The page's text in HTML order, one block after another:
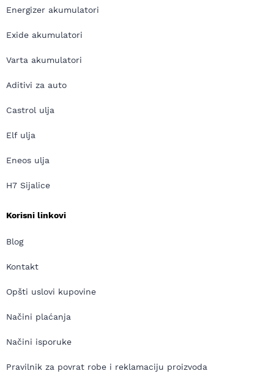
Energizer akumulatori
Exide akumulatori
Varta akumulatori
Aditivi za auto
Castrol ulja
Elf ulja
Eneos ulja
H7 Sijalice
Korisni linkovi
Blog
Kontakt
Opšti uslovi kupovine
Načini plaćanja
Načini isporuke
Pravilnik za povrat robe i reklamaciju proizvoda